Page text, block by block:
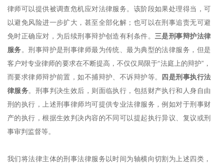
律师可以提供被调查危机应对法律服务。该阶段如果处理得当，可
以避免风险进一步扩大，甚至全部化解；也可以在刑事追责无可避
免时正确应对，为后续刑事辩护创造有利条件。 三是刑事辩护法律
服务。刑事辩护是刑事律师最为传统、最为典型的法律服务，但是
客户对专业律师的要求在不断提高，不仅仅局限于“法庭上的辩护”，
而要求律师辩护前置，如不捕辩护、不诉辩护等。
四是刑事执行法
律服务。刑事判决生效后，则面临执行，包括财产执行和人身自由
刑的执行，上述刑事律师均可提供专业法律服务，例如对于刑事财
产的执行，根据生效判决内容的不同可以提起执行异议、复议或刑
事审判监督等。
我们将法律主体的刑事法律服务以时间为轴横向切割为上述四类，